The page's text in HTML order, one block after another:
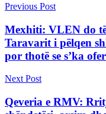
Previous Post
Mexhiti: VLEN do
Taravarit i pëlqen
por thotë se s’ka
Next Post
Qeveria e RMV: